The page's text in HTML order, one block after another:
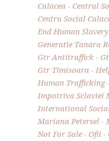
Calacea
Centrul
Centru Social
End Human Slavery
Generatie Tanara
Gtr Antitraffick
Gtr Timisoara
Human Trafficking
Impotriva Sclaviei
International
Mariana Petersel
Not For Sale
Ofii